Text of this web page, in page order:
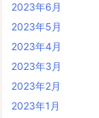
2023年6月
2023年5月
2023年4月
2023年3月
2023年2月
2023年1月